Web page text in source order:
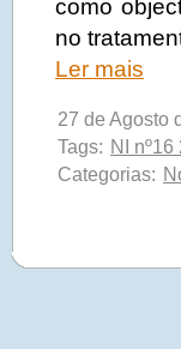
como
no
Ler mais
27 de Agosto
Tags: NI nº16
Categorias: